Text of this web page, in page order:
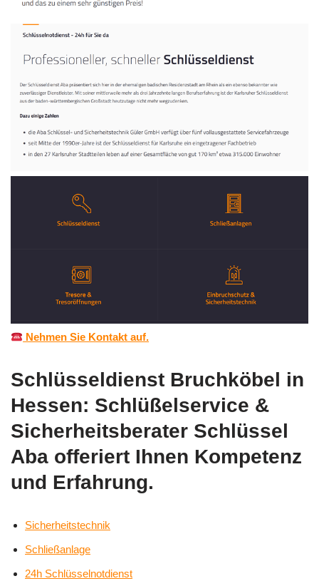
Nehmen Sie Kontakt auf.
Schlüsseldienst Bruchköbel in
Hessen: Schlüßelservice &
Sicherheitsberater Schlüssel
Aba offeriert Ihnen Kompetenz
und Erfahrung.
Sicherheitstechnik
Schließanlage
24h Schlüsselnotdienst